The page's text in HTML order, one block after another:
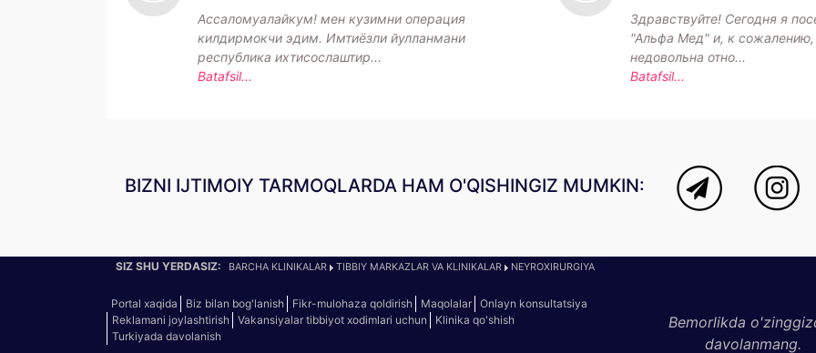
Ассаломуалайкум! мен кузимни операция
килдирмокчи эдим. Имтиёзли йулланмани
республика ихтисослаштир...
Batafsil...
Здравствуйте! Сегодня я
"Альфа Мед" и, к сожалению,
недовольна отно...
Batafsil...
BIZNI IJTIMOIY TARMOQLARDA HAM O'QISHINGIZ MUMKIN:
SIZ SHU YERDASIZ: BARCHA KLINIKALAR TIBBIY MARKAZLAR VA KLINIKALAR NEYROXIRURGIYA
Portal xaqida Biz bilan bog'lanish Fikr-mulohaza qoldirish Maqolalar Onlayn konsultatsiya
Reklamani joylashtirish Vakansiyalar tibbiyot xodimlari uchun
Klinika qo'shish
Turkiyada davolanish
Bemorlikda
davolanmang.